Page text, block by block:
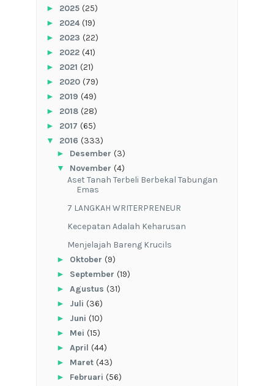
► 2025 (25)
► 2024(19)
► 2023 (22)
► 2022 (41)
► 2021 (21)
► 2020 (79)
► 2019 (49)
► 2018 (28)
► 2017 (65)
▼ 2016 (333)
► Desember (3)
▼ November (4)
Aset Tanah Terbeli Berbekal Tabungan
Emas
7 LANGKAH WRITERPRENEUR
Kecepatan Adalah Keharusan
Menjelajah Bareng Krucils
► Oktober (9)
► September (19)
► Agustus (31)
► Juli (36)
► Juni (10)
► Mei (15)
► April (44)
► Maret (43)
► Februari (56)